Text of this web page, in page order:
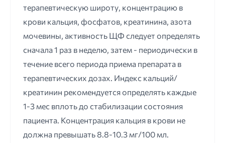
терапевтическую широту, концентрацию в
крови кальция, фосфатов, креатинина, азота
мочевины, активность ЩФ следует определять
сначала 1 раз в неделю, затем - периодически в
течение всего периода приема препарата в
терапевтических дозах. Индекс кальций/
креатинин рекомендуется определять каждые
1-3 мес вплоть до стабилизации состояния
пациента. Концентрация кальция в крови не
должна превышать 8.8-10.3 мг/100 мл.